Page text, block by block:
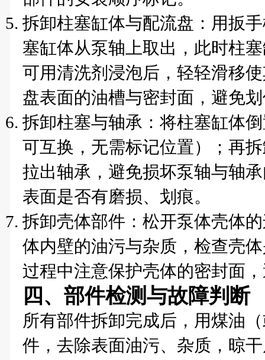
拆卸柱塞缸体与配流盘：用扳
塞缸体从泵轴上取出，此时柱
可用清洗剂浸泡后，轻轻滑移
盘表面的油槽与密封面，避免
拆卸柱塞与轴承：将柱塞缸体
可互换，无需标记位置）；再
拉出轴承，避免损坏泵轴与轴
表面是否有磨损、划痕。
拆卸壳体部件：松开泵体壳体
体内壁的油污与杂质，检查壳
过程中注意保护壳体的密封面
四、部件检测与故障判断
所有部件拆卸完成后，用煤油
件，去除表面油污、杂质，晾